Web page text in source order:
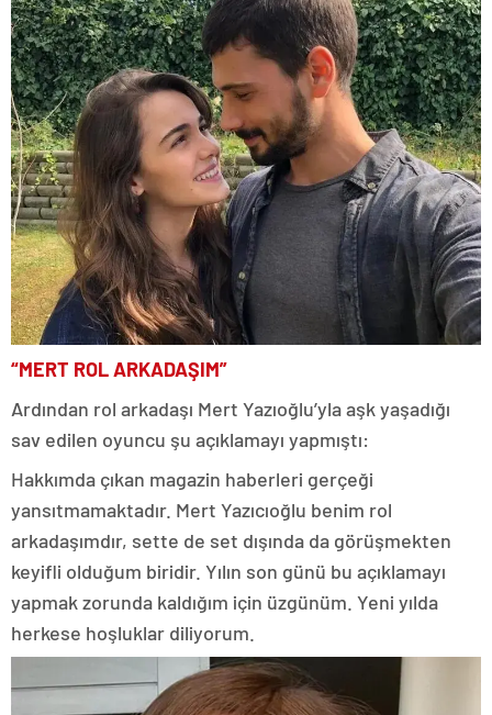
“MERT ROL ARKADAŞIM”
Ardından rol arkadaşı Mert Yazıoğlu’yla aşk yaşadığı
sav edilen oyuncu şu açıklamayı yapmıştı:
Hakkımda çıkan magazin haberleri gerçeği
yansıtmamaktadır. Mert Yazıcıoğlu benim rol
arkadaşımdır, sette de set dışında da görüşmekten
keyifli olduğum biridir. Yılın son günü bu açıklamayı
yapmak zorunda kaldığım için üzgünüm. Yeni yılda
herkese hoşluklar diliyorum.